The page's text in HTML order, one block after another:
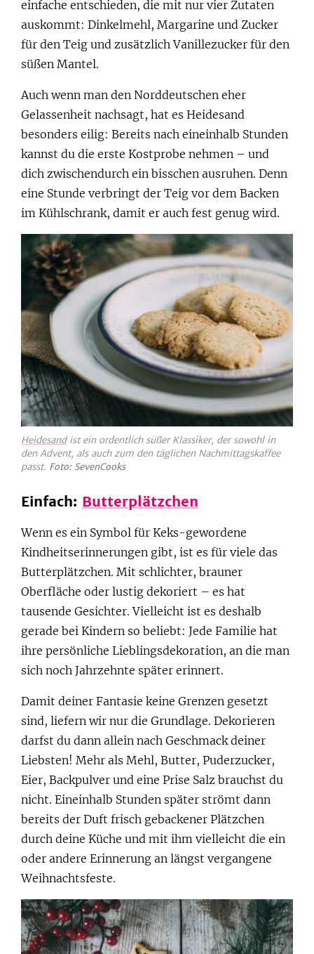
einfache entschieden, die mit nur vier Zutaten
auskommt: Dinkelmehl, Margarine und Zucker
für den Teig und zusätzlich Vanillezucker für den
süßen Mantel.
Auch wenn man den Norddeutschen eher
Gelassenheit nachsagt, hat es Heidesand
besonders eilig: Bereits nach eineinhalb Stunden
kannst du die erste Kostprobe nehmen – und
dich zwischendurch ein bisschen ausruhen. Denn
eine Stunde verbringt der Teig vor dem Backen
im Kühlschrank, damit er auch fest genug wird.
Heidesandist ein ordentlich süßer Klassiker, der sowohl in
den Advent, als auch zum den täglichen Nachmittagskaffee
passt. Foto: SevenCooks
Einfach: Butterplätzchen
Wenn es ein Symbol für Keks-gewordene
Kindheitserinnerungen gibt, ist es für viele das
Butterplätzchen. Mit schlichter, brauner
Oberfläche oder lustig dekoriert – es hat
tausende Gesichter. Vielleicht ist es deshalb
gerade bei Kindern so beliebt: Jede Familie hat
ihre persönliche Lieblingsdekoration, an die man
sich noch Jahrzehnte später erinnert.
Damit deiner Fantasie keine Grenzen gesetzt
sind, liefern wir nur die Grundlage. Dekorieren
darfst du dann allein nach Geschmack deiner
Liebsten! Mehr als Mehl, Butter, Puderzucker,
Eier, Backpulver und eine Prise Salz brauchst du
nicht. Eineinhalb Stunden später strömt dann
bereits der Duft frisch gebackener Plätzchen
durch deine Küche und mit ihm vielleicht die ein
oder andere Erinnerung an längst vergangene
Weihnachtsfeste.